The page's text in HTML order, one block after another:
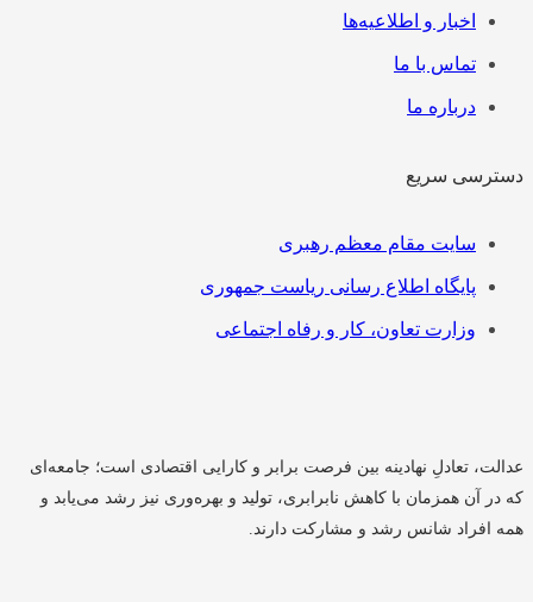
فهرستاخبار و اطلاعیه‌ها
تماس با ما
درباره ما
دسترسی سریع
فهرستسایت مقام معظم رهبری
پایگاه اطلاع رسانی ریاست جمهوری
وزارت تعاون، کار و رفاه اجتماعی
عدالت، تعادلِ نهادینه بین فرصت برابر و کارایی اقتصادی است؛ جامعه‌ای
که در آن همزمان با کاهش نابرابری، تولید و بهره‌وری نیز رشد می‌یابد و
همه افراد شانس رشد و مشارکت دارند.